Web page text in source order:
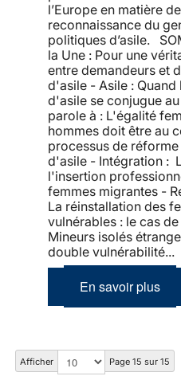
l’Europe en matière de
reconnaissance du
politiques d’asile.
la Une : Pour une
entre demandeurs et
d'asile - Asile : Quand
d'asile se conjugue
parole à : L'égalité
hommes doit être au
processus de
d'asile - Intégration :
l'insertion
femmes migrantes -
La réinstallation des
vulnérables : le cas
Mineurs isolés
double vulnérabilité...
En savoir plus
Afficher Page 15 sur 15